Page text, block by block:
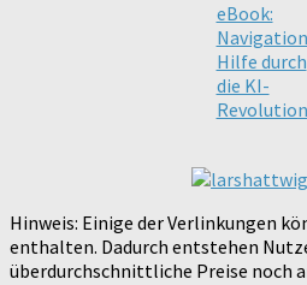
eBook:
Hilfe durch
die KI-
Revolution
Hinweis: Einige der Verlinkungen
enthalten. Dadurch entstehen
überdurchschnittliche Preise noch